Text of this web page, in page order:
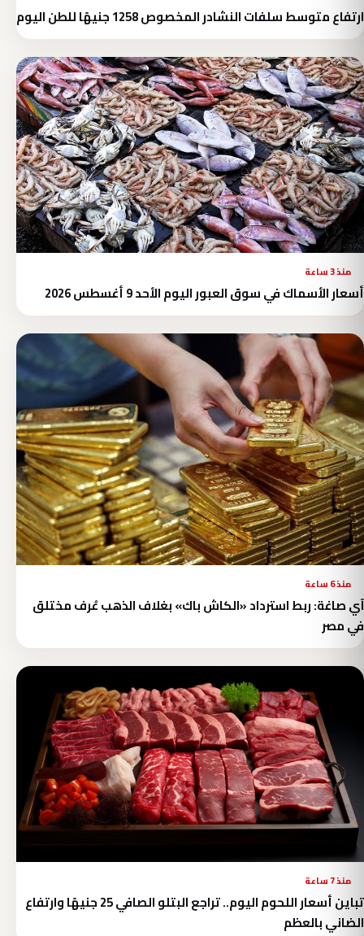
ارتفاع متوسط سلفات النشادر المخصوص 1258 جنيهًا للطن اليوم
منذ 3 ساعة
أسعار الأسماك في سوق العبور اليوم الأحد 9 أغسطس 2026
منذ 6 ساعة
آي صاغة: ربط استرداد «الكاش باك» بغلاف الذهب عُرف مختلق
في مصر
منذ 7 ساعة
تباين أسعار اللحوم اليوم.. تراجع البتلو الصافي 25 جنيهًا وارتفاع
الضاني بالعظم